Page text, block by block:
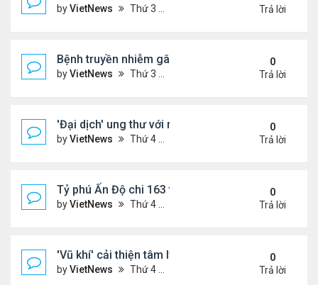
byVietNews Thứ 3 Tháng 10 25, 2022 4:24 pm
Trả lời
Bệnh truyền nhiễm gây chết người nhiều nhất thế
byVietNews Thứ 3 Tháng 10 25, 2022 4:19 pm
0
Trả lời
'Đại dịch' ung thư với người dưới 50 tuổi
byVietNews Thứ 4 Tháng 10 19, 2022 4:51 pm
0
Trả lời
Tỷ phú Ấn Độ chi 163 triệu USD mua biệt thự đắt
byVietNews Thứ 4 Tháng 10 19, 2022 4:44 pm
0
Trả lời
'Vũ khí' cải thiện tâm lý phụ nữ tuổi mãn kinh
byVietNews Thứ 4 Tháng 10 19, 2022 4:42 pm
0
Trả lời